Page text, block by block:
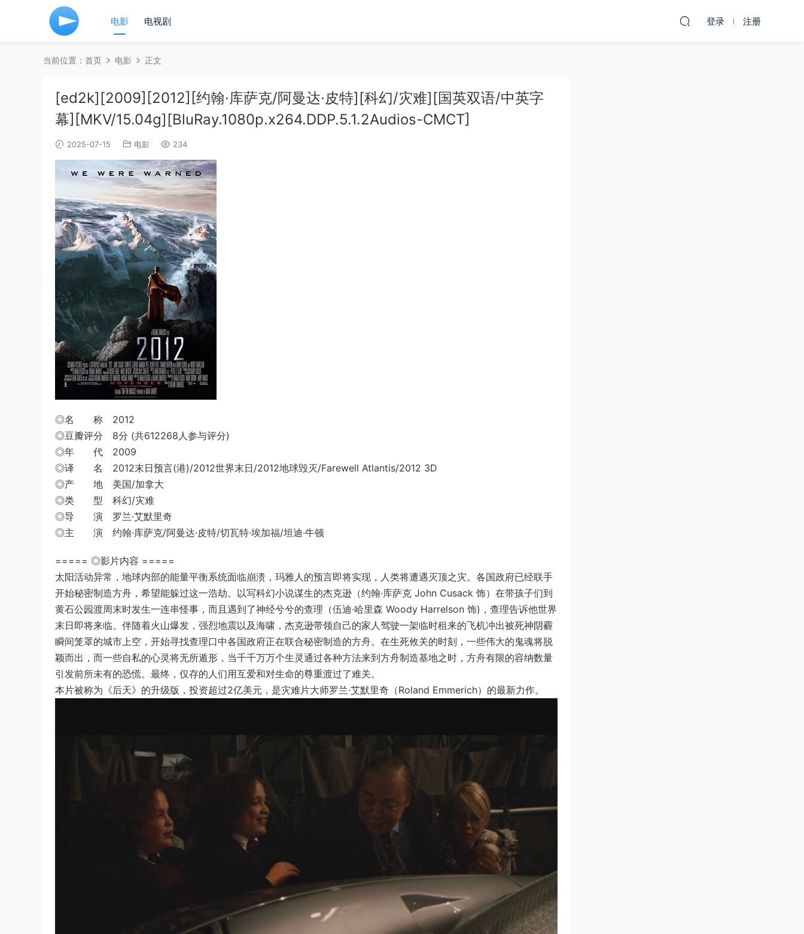
电影 电视剧 登录 注册
当前位置： 首页 电影 正文
[ed2k][2009][2012][约翰·库萨克/阿曼达·皮特][科幻/灾难][国英双语/中英字
幕][MKV/15.04g][BluRay.1080p.x264.DDP.5.1.2Audios-CMCT]
2025-07-15 电影 234
◎名 称 2012
◎豆瓣评分 8分 (共612268人参与评分)
◎年 代 2009
◎译 名 2012末日预言(港)/2012世界末日/2012地球毁灭/Farewell Atlantis/2012 3D
◎产 地 美国/加拿大
◎类 型 科幻/灾难
◎导 演 罗兰·艾默里奇
◎主 演 约翰·库萨克/阿曼达·皮特/切瓦特·埃加福/坦迪·牛顿
===== ◎影片内容 =====
太阳活动异常，地球内部的能量平衡系统面临崩溃，玛雅人的预言即将实现，人类将遭遇灭顶之灾。各国政府已经联手
开始秘密制造方舟，希望能躲过这一浩劫。以写科幻小说谋生的杰克逊（约翰·库萨克 John Cusack 饰）在带孩子们到
黄石公园渡周末时发生一连串怪事，而且遇到了神经兮兮的查理（伍迪·哈里森 Woody Harrelson 饰)，查理告诉他世界
末日即将来临。伴随着火山爆发，强烈地震以及海啸，杰克逊带领自己的家人驾驶一架临时租来的飞机冲出被死神阴霾
瞬间笼罩的城市上空，开始寻找查理口中各国政府正在联合秘密制造的方舟。在生死攸关的时刻，一些伟大的鬼魂将脱
颖而出，而一些自私的心灵将无所遁形，当千千万万个生灵通过各种方法来到方舟制造基地之时，方舟有限的容纳数量
引发前所未有的恐慌。最终，仅存的人们用互爱和对生命的尊重渡过了难关。
本片被称为《后天》的升级版，投资超过2亿美元，是灾难片大师罗兰·艾默里奇（Roland Emmerich）的最新力作。